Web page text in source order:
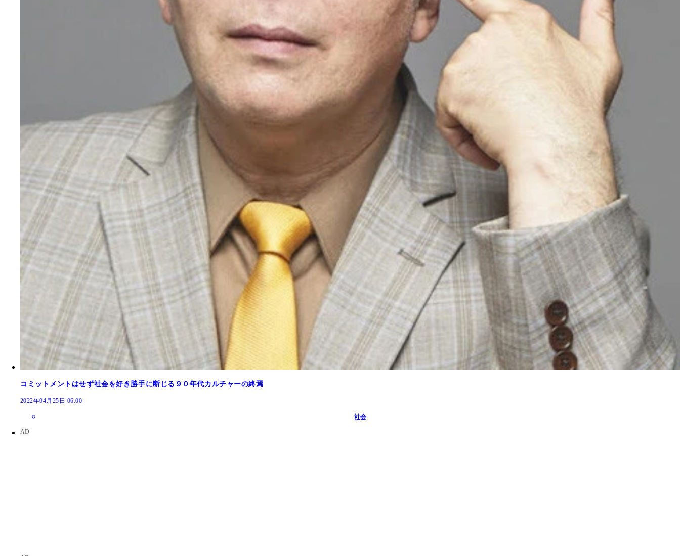
コミットメントはせず社会を好き勝手に断じる９０年代カルチャーの終焉
2022年04月25日 06:00
社会